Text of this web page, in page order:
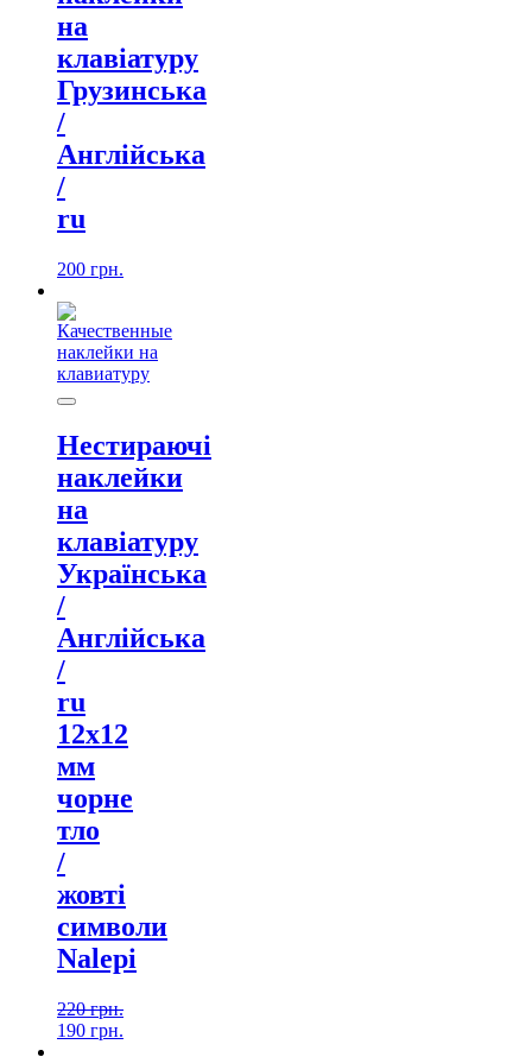
на
клавіатуру
Грузинська
/
Англійська
/
ru
200 грн.
Нестираючі
наклейки
на
клавіатуру
Українська
/
Англійська
/
ru
12х12
мм
чорне
тло
/
жовті
символи
Nalepi
220грн.
190 грн.